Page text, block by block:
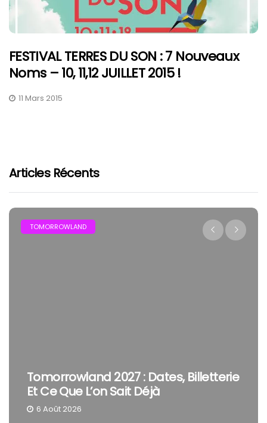
FESTIVAL TERRES DU SON : 7 Nouveaux
Noms – 10, 11,12 JUILLET 2015 !
11 Mars 2015
Articles Récents
FESTIVAL
The Cure En Festival : Pourquoi
Smith Reste Une Tête D’affiche À
4 Août 2026